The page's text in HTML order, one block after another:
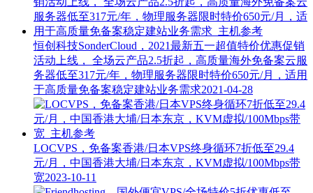
恒创科技SonderCloud，2021最新五一超值特价优惠促销
活动上线， 全场云产品2.5折起，高质量海外免备案云服
务器低至317元/年，物理服务器限时特价650元/月，适用
于高质量免备案稳定建站业务需求2021-04-28
LOCVPS，免备案香港/日本VPS终身循环7折低至29.4
元/月，中国香港大埔/日本东京，KVM虚拟/100Mbps带
宽2023-10-11